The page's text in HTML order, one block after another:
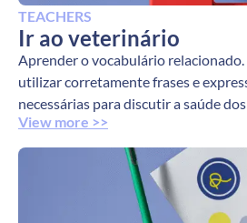
TEACHERS
Ir ao veterinário
Aprender o vocabulário
utilizar corretamente frases e
necessárias para discutir a saúde
View more >>